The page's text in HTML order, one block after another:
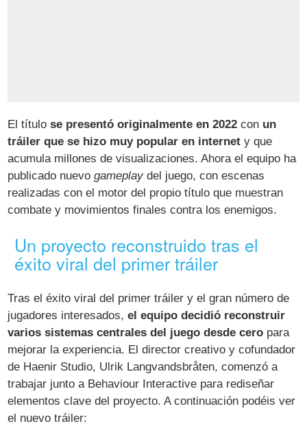
El títulose presentó originalmente en 2022 con un
tráiler que se hizo muy popular en internet y que
acumula millones de visualizaciones. Ahora el equipo ha
publicado nuevogameplay del juego, con escenas
realizadas con el motor del propio título que muestran
combate y movimientos finales contra los enemigos.
Un proyecto reconstruido tras el
éxito viral del primer tráiler
Tras el éxito viral del primer tráiler y el gran número de
jugadores interesados,el equipo decidió reconstruir
varios sistemas centrales del juego desde cero para
mejorar la experiencia. El director creativo y cofundador
de Haenir Studio, Ulrik Langvandsbråten, comenzó a
trabajar junto a Behaviour Interactive para rediseñar
elementos clave del proyecto. A continuación podéis ver
el nuevo tráiler: